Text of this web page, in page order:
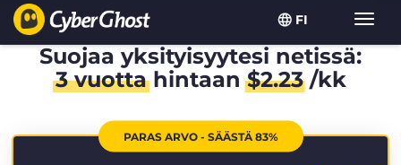
FI
Suojaa yksityisyytesi netissä:
3 vuottahintaan$2.23/kk
PARAS ARVO - SÄÄSTÄ 83%